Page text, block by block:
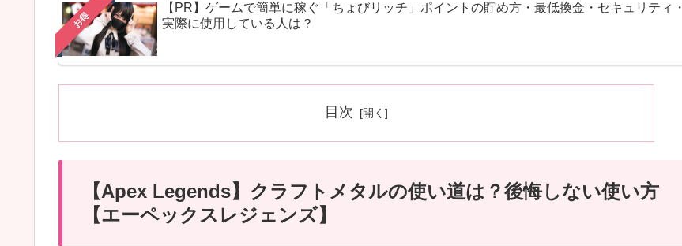
お得
【PR】ゲームで簡単に稼ぐ「ちょびリッチ」ポイントの貯め方・最低換金・セキュリティ・
実際に使用している人は？
目次
【Apex Legends】クラフトメタルの使い道は？後悔しない使い方
【エーペックスレジェンズ】